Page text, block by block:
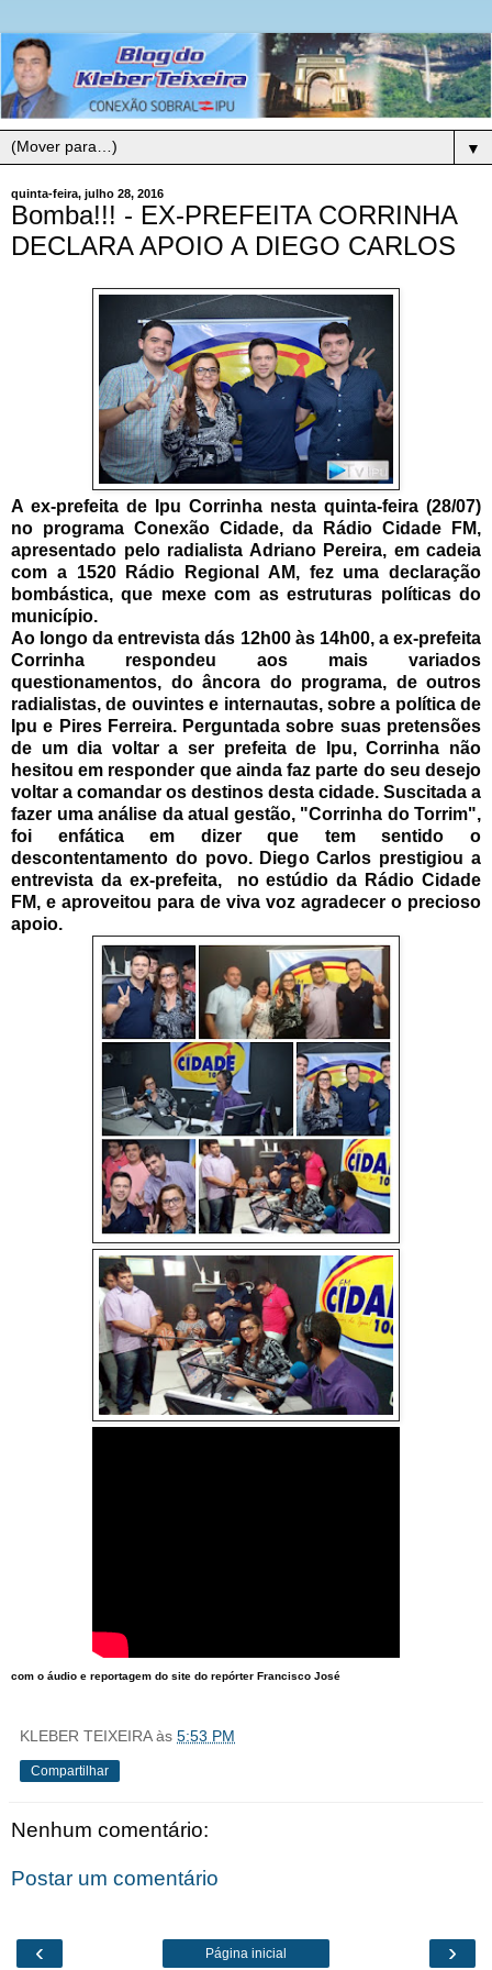
▼
quinta-feira, julho 28, 2016
Bomba!!! - EX-PREFEITA CORRINHA
DECLARA APOIO A DIEGO CARLOS
A ex-prefeita de Ipu Corrinha nesta quinta-feira (28/07)
no programa Conexão Cidade, da Rádio Cidade FM,
apresentado pelo radialista Adriano Pereira, em cadeia
com a 1520 Rádio Regional AM, fez uma declaração
bombástica, que mexe com as estruturas políticas do
município.
Ao longo da entrevista dás 12h00 às 14h00, a ex-prefeita
Corrinha respondeu aos mais variados
questionamentos, do âncora do programa, de outros
radialistas, de ouvintes e internautas, sobre a política de
Ipu e Pires Ferreira. Perguntada sobre suas pretensões
de um dia voltar a ser prefeita de Ipu, Corrinha não
hesitou em responder que ainda faz parte do seu desejo
voltar a comandar os destinos desta cidade. Suscitada a
fazer uma análise da atual gestão, "Corrinha do Torrim",
foi enfática em dizer que tem sentido o
descontentamento do povo. Diego Carlos prestigiou a
entrevista da ex-prefeita, no estúdio da Rádio Cidade
FM, e aproveitou para de viva voz agradecer o precioso
apoio.
com o áudio e reportagem do site do repórter Francisco José
KLEBER TEIXEIRA às 5:53 PM
Compartilhar
Nenhum comentário:
Postar um comentário
‹ ›
Página inicial